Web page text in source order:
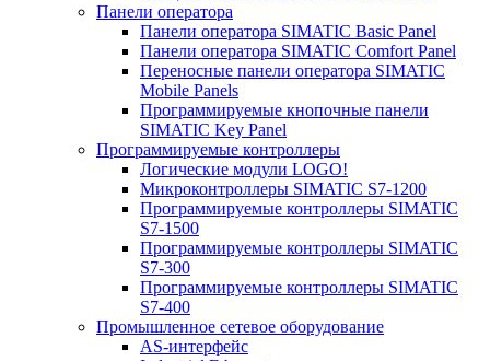
Панели оператора
Панели оператора SIMATIC Basic Panel
Панели оператора SIMATIC Comfort Panel
Переносные панели оператора SIMATIC
Mobile Panels
Программируемые кнопочные панели
SIMATIC Key Panel
Программируемые контроллеры
Логические модули LOGO!
Микроконтроллеры SIMATIC S7-1200
Программируемые контроллеры SIMATIC
S7-1500
Программируемые контроллеры SIMATIC
S7-300
Программируемые контроллеры SIMATIC
S7-400
Промышленное сетевое оборудование
AS-интерфейс